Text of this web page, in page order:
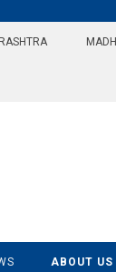
ABOUT US